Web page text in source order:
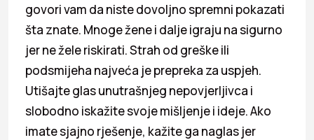
govori vam da niste dovoljno spremni pokazati
šta znate. Mnoge žene i dalje igraju na sigurno
jer ne žele riskirati. Strah od greške ili
podsmijeha najveća je prepreka za uspjeh.
Utišajte glas unutrašnjeg nepovjerljivca i
slobodno iskažite svoje mišljenje i ideje. Ako
imate sjajno rješenje, kažite ga naglas jer